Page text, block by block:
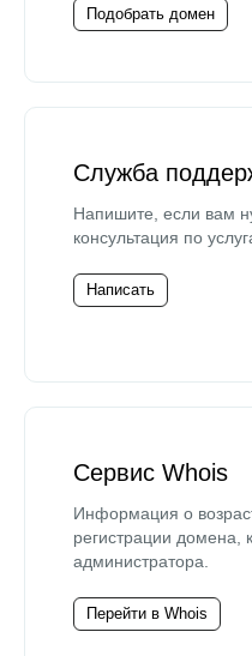
Подобрать домен
Служба
Напишите, если вам
консультация по
Написать
Сервис Whois
Информация о
регистрации домена,
администратора.
Перейти в Whois